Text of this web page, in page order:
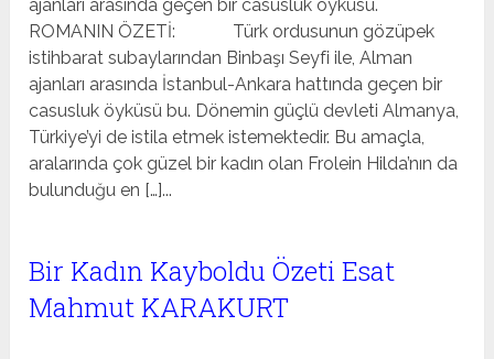
ajanları arasında geçen bir casusluk öyküsü.
ROMANIN ÖZETİ: Türk ordusunun gözüpek
istihbarat subaylarından Binbaşı Seyfi ile, Alman
ajanları arasında İstanbul-Ankara hattında geçen bir
casusluk öyküsü bu. Dönemin güçlü devleti Almanya,
Türkiye’yi de istila etmek istemektedir. Bu amaçla,
aralarında çok güzel bir kadın olan Frolein Hilda’nın da
bulunduğu en […]...
Bir Kadın Kayboldu Özeti Esat
Mahmut KARAKURT